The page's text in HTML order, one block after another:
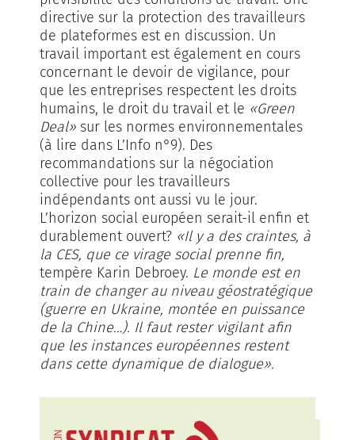
directive sur la protection des travailleurs
de plateformes est en discussion. Un
travail important est également en cours
concernant le devoir de vigilance, pour
que les entreprises respectent les droits
humains, le droit du travail et le «Green
Deal» sur les normes environnementales
(à lire dans L’Info n°9). Des
recommandations sur la négociation
collective pour les travailleurs
indépendants ont aussi vu le jour.
L’horizon social européen serait-il enfin et
durablement ouvert? «Il y a des craintes, à
la CES, que ce virage social prenne fin,
tempère Karin Debroey. Le monde est en
train de changer au niveau géostratégique
(guerre en Ukraine, montée en puissance
de la Chine…). Il faut rester vigilant afin
que les instances européennes restent
dans cette dynamique de dialogue».